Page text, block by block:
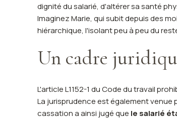
dignité du salarié, d'altérer sa santé
Imaginez Marie, qui subit depuis des
hiérarchique, l'isolant peu à peu du
Un cadre
L'article L1152-1 du Code du travail
La jurisprudence est également venue
cassation a ainsi jugé que le salarié